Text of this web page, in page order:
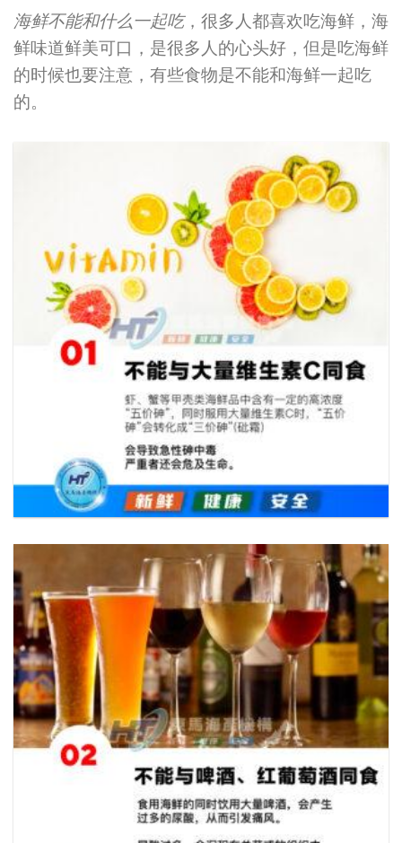
海鲜不能和什么一起吃，很多人都喜欢吃海鲜，海
鲜味道鲜美可口，是很多人的心头好，但是吃海鲜
的时候也要注意，有些食物是不能和海鲜一起吃
的。